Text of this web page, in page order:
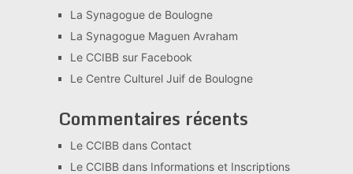
La Synagogue de Boulogne
La Synagogue Maguen Avraham
Le CCIBB sur Facebook
Le Centre Culturel Juif de Boulogne
Commentaires récents
Le CCIBBdans Contact
Le CCIBBdans Informations et Inscriptions